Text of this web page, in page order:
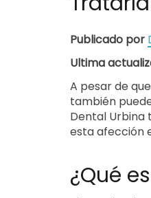
Publicado por
Ultima
A pesar de
también
Dental Urbina
esta afección
¿Qué